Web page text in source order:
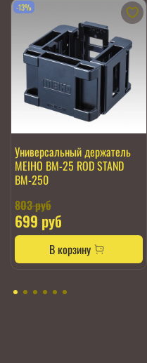
-13%
Универсальный держатель
MEIHO BM-25 ROD STAND
BM-250
803 руб
699 руб
В корзину